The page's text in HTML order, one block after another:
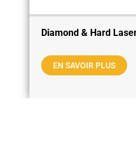
Diamond & Hard
EN SAVOIR PLUS